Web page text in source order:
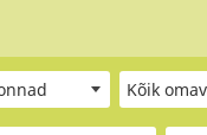
Kõik